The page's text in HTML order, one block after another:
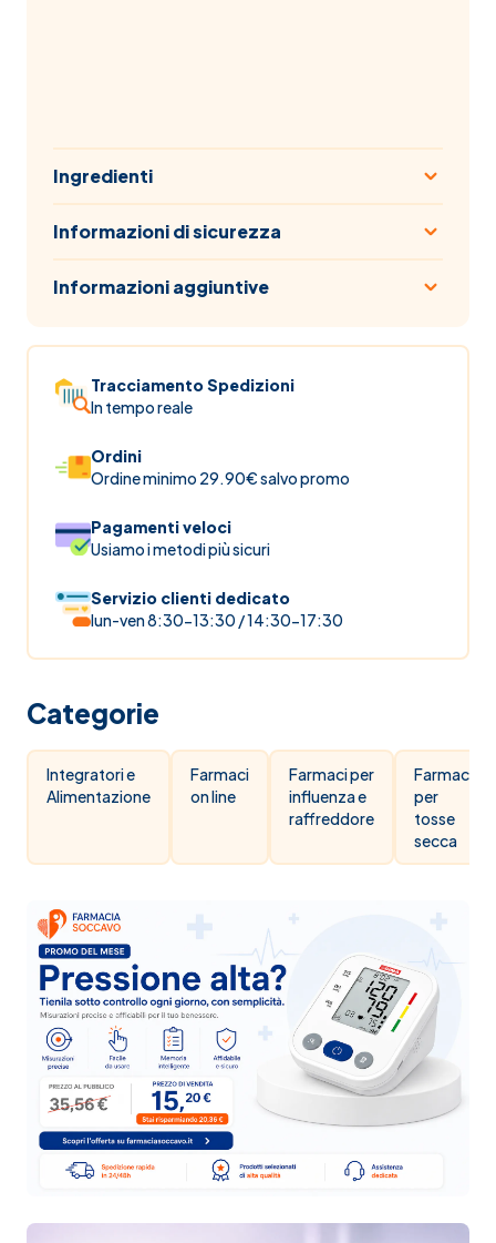
Ingredienti
Informazioni di sicurezza
Informazioni aggiuntive
Tracciamento Spedizioni
In tempo reale
Ordini
Ordine minimo 29.90€ salvo promo
Pagamenti veloci
Usiamo i metodi più sicuri
Servizio clienti dedicato
lun-ven 8:30-13:30 / 14:30-17:30
Categorie
Integratori e
Alimentazione
Farmaci
on line
Farmaci per
influenza e
raffreddore
Farmaci
per
tosse
secca